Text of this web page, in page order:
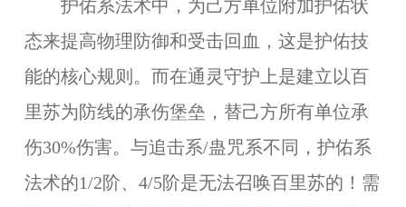
护佑系法术中，为己方单位附加护佑状
态来提高物理防御和受击回血，这是护佑技
能的核心规则。而在通灵守护上是建立以百
里苏为防线的承伤堡垒，替己方所有单位承
伤30%伤害。与追击系/蛊咒系不同，护佑系
法术的1/2阶、4/5阶是无法召唤百里苏的！需